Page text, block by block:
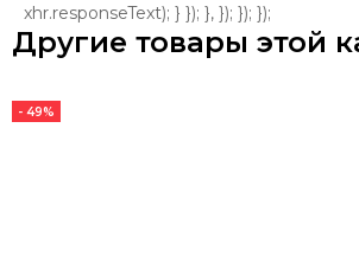
xhr.responseText); } }); }, }); }); });
Другие товары этой
- 49%